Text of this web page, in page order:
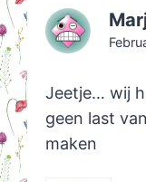
Jeetje… wij
geen last
maken